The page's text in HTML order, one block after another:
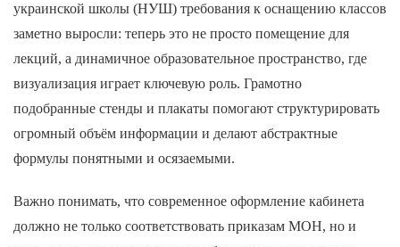
украинской школы (НУШ) требования к оснащению классов
заметно выросли: теперь это не просто помещение для
лекций, а динамичное образовательное пространство, где
визуализация играет ключевую роль. Грамотно
подобранные стенды и плакаты помогают структурировать
огромный объём информации и делают абстрактные
формулы понятными и осязаемыми.
Важно понимать, что современное оформление кабинета
должно не только соответствовать приказам МОН, но и